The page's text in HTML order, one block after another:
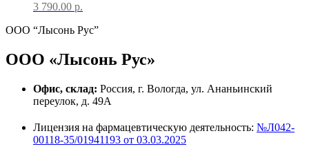
3 790.00 р.
ООО “Лысонь Рус”
ООО «Лысонь Рус»
Офис, склад: Россия, г. Вологда, ул. Ананьинский
переулок, д. 49А
Лицензия на фармацевтическую деятельность: №Л042-
00118-35/01941193 от 03.03.2025